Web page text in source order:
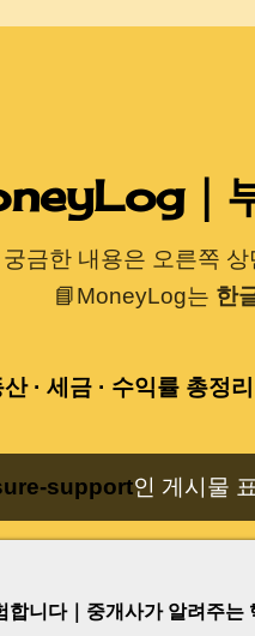
기본 콘
｜부
궁금한 내용은 오른쪽 상
📘MoneyLog는 한
· 세금 · 수익률 총정리
support인 게시물
합니다｜중개사가 알려주는